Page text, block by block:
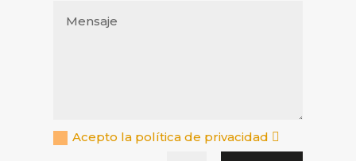
Acepto la política de privacidad